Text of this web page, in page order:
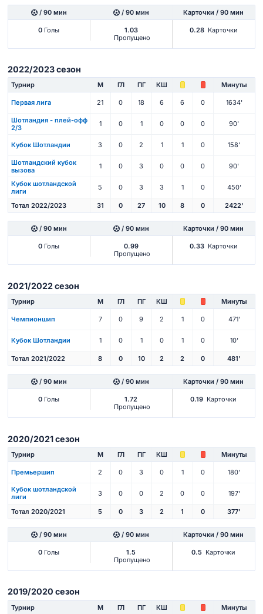
/ 90 мин / 90 мин Карточки / 90 мин
0 Голы
1.03
Пропущено
0.28 Карточки
2022/2023 сезон
Турнир М ГЛ ПГ КШ Минуты
Первая лига 21 0 18 6 6 0 1634'
Шотландия - плей-офф
2/3
1 0 1 0 0 0 90'
Кубок Шотландии 3 0 2 1 1 0 158'
Шотландский кубок
вызова
1 0 3 0 0 0 90'
Кубок шотландской
лиги
5 0 3 3 1 0 450'
Тотал 2022/2023 31 0 27 10 8 0 2422'
/ 90 мин / 90 мин Карточки / 90 мин
0 Голы
0.99
Пропущено
0.33 Карточки
2021/2022 сезон
Турнир М ГЛ ПГ КШ Минуты
Чемпионшип 7 0 9 2 1 0 471'
Кубок Шотландии 1 0 1 0 1 0 10'
Тотал 2021/2022 8 0 10 2 2 0 481'
/ 90 мин / 90 мин Карточки / 90 мин
0 Голы
1.72
Пропущено
0.19 Карточки
2020/2021 сезон
Турнир М ГЛ ПГ КШ Минуты
Премьершип 2 0 3 0 1 0 180'
Кубок шотландской
лиги
3 0 0 2 0 0 197'
Тотал 2020/2021 5 0 3 2 1 0 377'
/ 90 мин / 90 мин Карточки / 90 мин
0 Голы
1.5
Пропущено
0.5 Карточки
2019/2020 сезон
Турнир М ГЛ ПГ КШ Минуты